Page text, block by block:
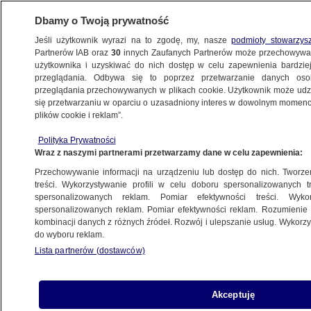
ŚWIAT
że Zełenski "nie powinien był walczyć
z dużo większym podmiotem"
24.01.2025, 07:41
Udostępnij
stwierdził, że Wołodymyr Zełenski nie powinien
był pozwolić, by doszło do wojny z Rosją. Nie
Dbamy o Twoją prywatność
Jeśli użytkownik wyrazi na to zgodę, my, naszepodmioty
Partnerów IAB oraz30 innych Zaufanych Partnerów może
użytkownika i uzyskiwać do nich dostęp w celu zapewnienia
przeglądania. Odbywa się to poprzez przetwarzanie danych
przeglądania przechowywanych w plikach cookie. Użytkownik może
się przetwarzaniu w oparciu o uzasadniony interes w dowolnym
plików cookie i reklam”.
Polityka Prywatności
Wraz z naszymi partnerami przetwarzamy dane w celu zapewnienia:
Przechowywanie informacji na urządzeniu lub dostęp do nich.
treści. Wykorzystywanie profili w celu doboru spersonalizowanych
spersonalizowanych reklam. Pomiar efektywności treści.
spersonalizowanych reklam. Pomiar efektywności reklam.
kombinacji danych z różnych źródeł. Rozwój i ulepszanie usług.
do wyboru reklam.
Lista partnerów (dostawców)
Akceptuję